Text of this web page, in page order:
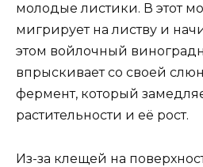
молодые листики. В этот
мигрирует на листву и
этом войлочный
впрыскивает со своей
фермент, который
растительности и её рост.
Из-за клещей на